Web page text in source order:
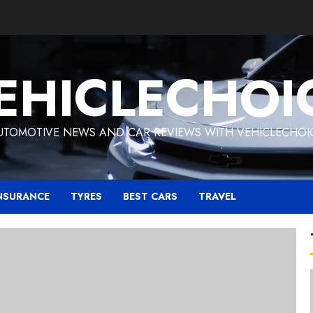
NEWS AND CAR REVIEWS WITH
TYRES BEST CARS TRAVEL